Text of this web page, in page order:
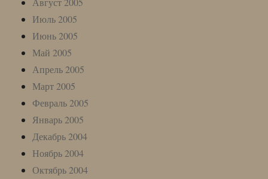
Июль 2005
Июнь 2005
Май 2005
Апрель 2005
Март 2005
Февраль 2005
Январь 2005
Декабрь 2004
Ноябрь 2004
Октябрь 2004